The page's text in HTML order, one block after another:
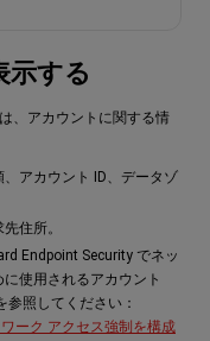
示する
、アカウントに関する情
アカウント ID、データゾ
住所。
Endpoint Security でネッ
使用されるアカウント
参照してください：
ーク アクセス強制を構成